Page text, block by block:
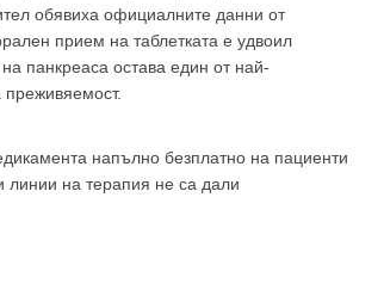
обявиха официалните данни от
прием на таблетката е удвоил
панкреаса остава един от най-
напълно безплатно на пациенти
линии на терапия не са дали
медицинско съдържание
че стемедицински специалист
Не съм медицински специалист